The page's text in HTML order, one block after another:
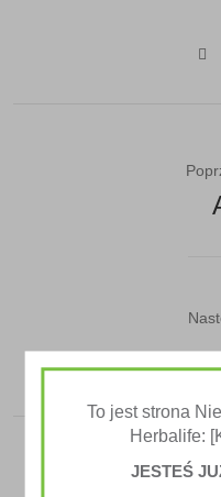
To jest strona
Herbalife:
JESTEŚ